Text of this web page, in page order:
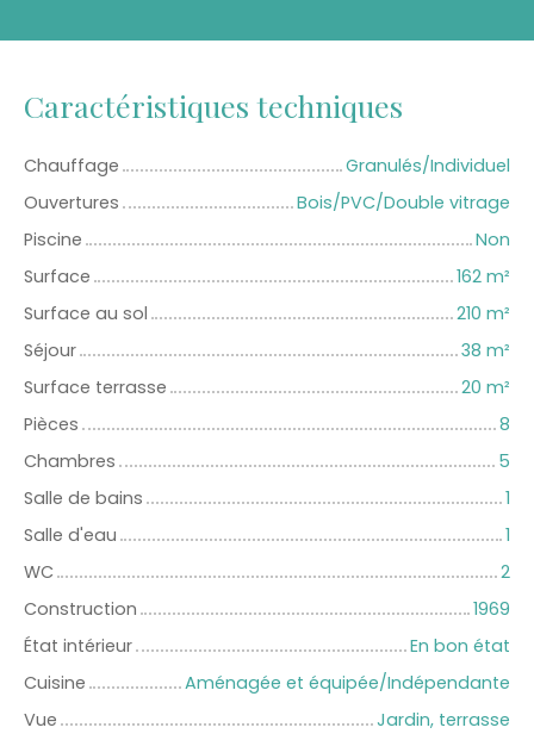
Caractéristiques techniques
Chauffage
Granulés/Individuel
Ouvertures
Bois/PVC/Double vitrage
Piscine
Non
Surface
162 m²
Surface au sol
210 m²
Séjour
38 m²
Surface terrasse
20 m²
Pièces
8
Chambres
5
Salle de bains
1
Salle d'eau
1
WC
2
Construction
1969
État intérieur
En bon état
Cuisine
Aménagée et équipée/Indépendante
Vue
Jardin, terrasse